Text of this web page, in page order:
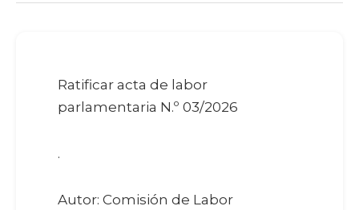
Ratificar acta de labor
parlamentaria N.º 03/2026
.
Autor: Comisión de Labor